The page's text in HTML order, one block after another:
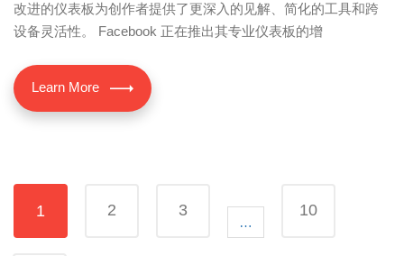
改进的仪表板为创作者提供了更深入的见解、简化的工具和跨
设备灵活性。 Facebook 正在推出其专业仪表板的增
Learn More
1 2 3
…
10